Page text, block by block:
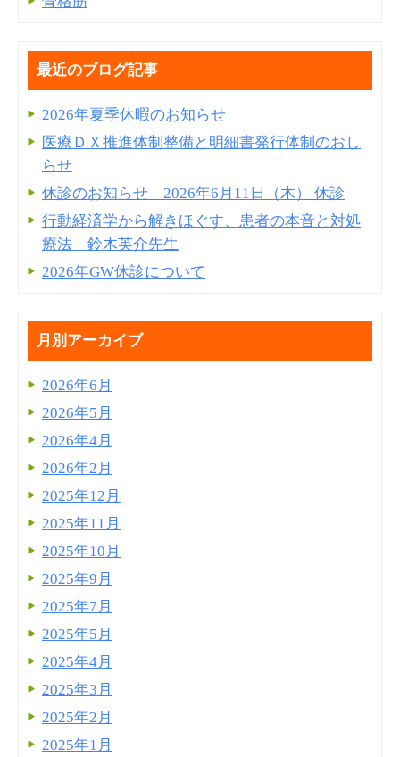
最近のブログ記事
2026年夏季休暇のお知らせ
医療ＤＸ推進体制整備と明細書発⾏体制のおし
らせ
休診のお知らせ 2026年6月11日（木） 休診
行動経済学から解きほぐす、患者の本音と対処
療法 鈴木英介先生
2026年GW休診について
月別アーカイブ
2026年6月
2026年5月
2026年4月
2026年2月
2025年12月
2025年11月
2025年10月
2025年9月
2025年7月
2025年5月
2025年4月
2025年3月
2025年2月
2025年1月